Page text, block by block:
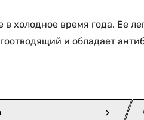
холодное время года. Ее
и обладает